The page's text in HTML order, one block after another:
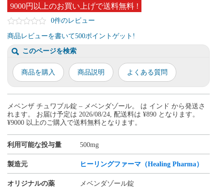
9000円以上のお買い上げで送料無料 !
0件のレビュー
商品レビューを書いて500ポイントゲット!
このページを検索
商品を購入 商品説明 よくある質問
メベンザ チュワブル錠 – メベンダゾール。 は インド から発送さ
れます。 お届け予定は 2026/08/24, 配送料は ¥890 となります。
¥9000 以上のご購入で送料無料となります。
利用可能な投与量 500mg
製造元 ヒーリングファーマ（Healing Pharma）
オリジナルの薬 メベンダゾール錠